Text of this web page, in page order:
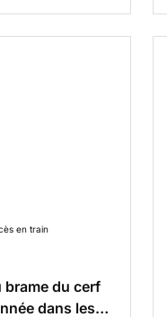
en train
brame du cerf
dans les